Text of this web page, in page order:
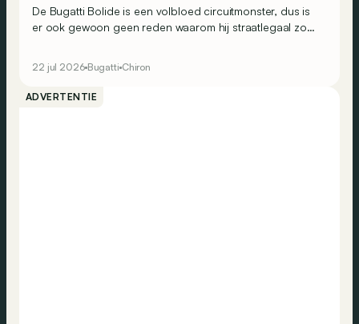
De Bugatti Bolide is een volbloed circuitmonster, dus is
er ook gewoon geen reden waarom hij straatlegaal zou
22 jul 2026 Bugatti Chiron
ADVERTENTIE